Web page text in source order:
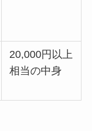
20,000円以上
相当の中身